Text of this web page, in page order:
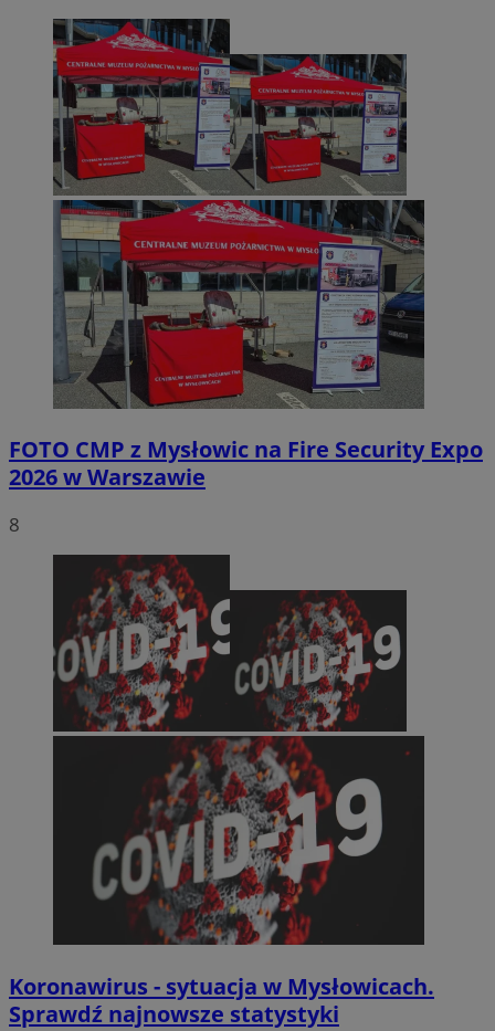
FOTO CMP z Mysłowic na Fire Security Expo
2026 w Warszawie
8
Koronawirus - sytuacja w Mysłowicach.
Sprawdź najnowsze statystyki